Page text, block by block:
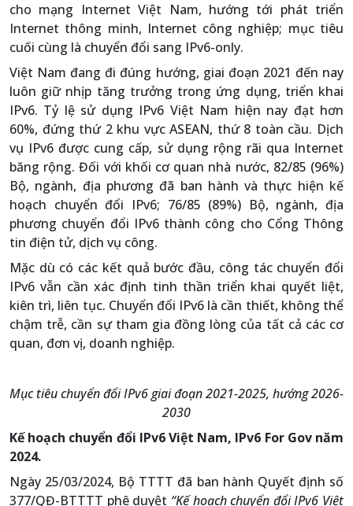
cho mạng Internet Việt Nam, hướng tới phát triển
Internet thông minh, Internet công nghiệp; mục tiêu
cuối cùng là chuyển đổi sang IPv6-only.
Việt Nam đang đi đ­­úng hướng, giai đoạn 2021 đến nay
luôn giữ nhịp tăng trưởng trong ứng dụng, triển khai
IPv6. Tỷ lệ sử dụng IPv6 Việt Nam hiện nay đạt hơn
60%, đứng thứ 2 khu vực ASEAN, thứ 8 toàn cầu. Dịch
vụ IPv6 được cung cấp, sử dụng rộng rãi qua Internet
băng rộng. Đối với khối cơ quan nhà nước, 82/85 (96%)
Bộ, ngành, địa phương đã ban hành và thực hiện kế
hoạch chuyển đổi IPv6; 76/85 (89%) Bộ, ngành, địa
phương chuyển đổi IPv6 thành công cho Cổng Thông
tin điện tử, dịch vụ công.
Mặc dù có các kết quả bước đầu, công tác chuyển đổi
IPv6 vẫn cần xác định tinh thần triển khai quyết liệt,
kiên trì, liên tục. Chuyển đổi IPv6 là cần thiết, không thể
chậm trễ, cần sự tham gia đồng lòng của tất cả các cơ
quan, đơn vị, doanh nghiệp.
Mục tiêu chuyển đổi IPv6 giai đoạn 2021-2025, hướng 2026-
2030
Kế hoạch chuyển đổi IPv6 Việt Nam, IPv6 For Gov năm
2024.
Ngày 25/03/2024, Bộ TTTT đã ban hành Quyết định số
377/QĐ-BTTTT phê duyệt “Kế hoạch chuyển đổi IPv6 Việt